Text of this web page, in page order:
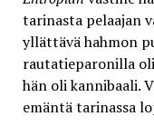
tarinasta pelaajan
yllättävä hahmon
rautatieparonilla
hän oli kannibaali.
emäntä tarinassa